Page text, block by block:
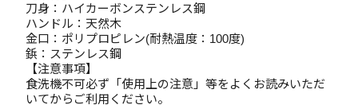
刀身：ハイカーボンステンレス鋼
ハンドル：天然木
金口：ポリプロピレン(耐熱温度：100度)
鋲：ステンレス鋼
【注意事項】
食洗機不可必ず「使用上の注意」等をよくお読みいただ
いてからご利用ください。